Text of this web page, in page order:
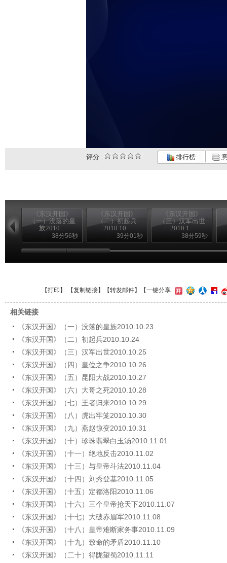
评分 排行榜
《东汉开国》
（一）没落的皇
族2010....
38分56秒
《东汉开国》
（二）初起兵
2010.10...
39分01秒
《东汉开国》
（三）汉军出世
2010.1...
38分59秒
【打印 】 【复制链接】【转发邮件】 【一键分享
相关链接
《东汉开国》（一）没落的皇族2010.10.23
《东汉开国》（二）初起兵2010.10.24
《东汉开国》（三）汉军出世2010.10.25
《东汉开国》（四）皇位之争2010.10.26
《东汉开国》（五）昆阳大战2010.10.27
《东汉开国》（六）大哥之死2010.10.28
《东汉开国》（七）王者归来2010.10.29
《东汉开国》（八）虎出牢笼2010.10.30
《东汉开国》（九）燕赵惊变2010.10.31
《东汉开国》（十）珍珠翡翠白玉汤2010.11.01
《东汉开国》（十一）绝地反击2010.11.02
《东汉开国》（十三）与皇帝斗法2010.11.04
《东汉开国》（十四）刘秀登基2010.11.05
《东汉开国》（十五）定都洛阳2010.11.06
《东汉开国》（十六）三个皇帝抢天下2010.11.07
《东汉开国》（十七）大破赤眉军2010.11.08
《东汉开国》（十八）皇帝难断家务事2010.11.09
《东汉开国》（十九）致命的矛盾2010.11.10
《东汉开国》（二十）得陇望蜀2010.11.11